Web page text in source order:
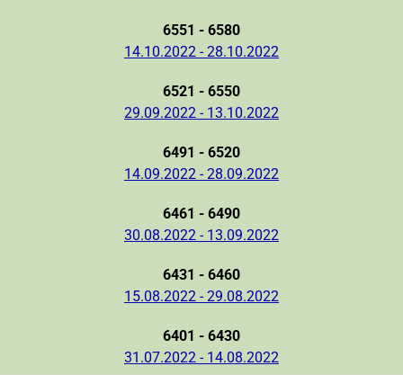
6551 - 6580
14.10.2022 - 28.10.2022
6521 - 6550
29.09.2022 - 13.10.2022
6491 - 6520
14.09.2022 - 28.09.2022
6461 - 6490
30.08.2022 - 13.09.2022
6431 - 6460
15.08.2022 - 29.08.2022
6401 - 6430
31.07.2022 - 14.08.2022